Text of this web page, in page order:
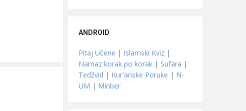
ANDROID
Pitaj Učene | Islamski Kviz |
Namaz korak po korak | Sufara |
Tedžvid | Kur'anske Poruke | N-
UM | Minber